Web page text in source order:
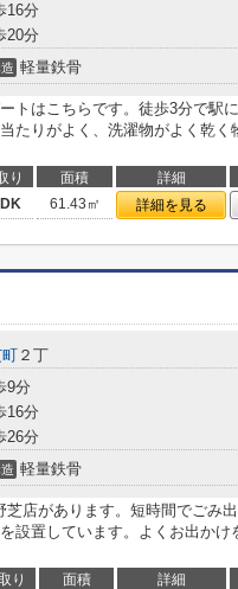
16分
20分
軽量鉄骨
トはこちらです。徒歩3分で駅
たりがよく、洗濯物がよく乾く
り 面積 詳細
61.43㎡ 詳細を見る
２丁
9分
16分
26分
軽量鉄骨
店があります。短時間でごみ
設置しています。よくお出かけ
り 面積 詳細